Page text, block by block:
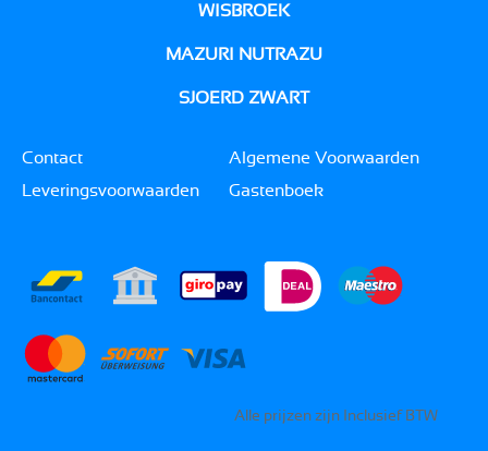
WISBROEK
MAZURI NUTRAZU
SJOERD ZWART
Contact
Algemene Voorwaarden
Leveringsvoorwaarden
Gastenboek
Alle prijzen zijn Inclusief BTW